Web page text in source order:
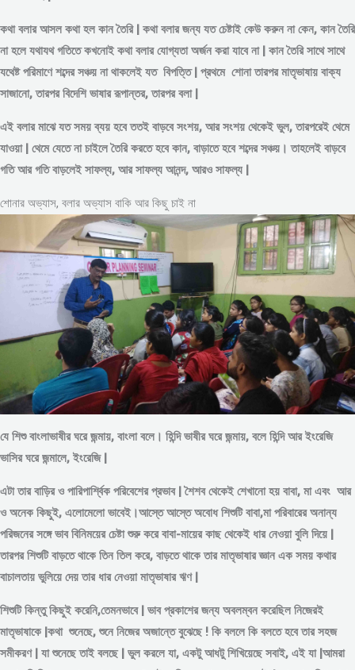
কথা বলার আসল কথা হল কান তৈরি | কথা বলার জন্য যত চেষ্টাই কেউ করুন না কেন, কান তৈরি
না হলে যথাযথ গতিতে কখনোই কথা বলার যোগ্যতা অর্জন করা যাবে না | কান তৈরি সাথে সাথে
যথেষ্ট পরিমাণেশব্দেরসঞ্চয় না থাকলেই যত বিপত্তি | প্রথমে শোনা তারপর মাতৃভাষায় বাক্য
সাজানো, তারপর বিদেশি ভাষার রূপান্তর, তারপর বলা |
এই বলার মাঝে যত সময় ব্যয় হবে ততই বাড়বে সংশয়, আর সংশয় থেকেই ভুল, তারপরেই থেমে
যাওয়া | থেমে যেতে না চাইলে তৈরি করতে হবে কান, বাড়াতে হবে শব্দের সঞ্চয়। তাহলেই বাড়বে
গতি আর গতি বাড়লেই সাফল্য, আর সাফল্য আনন্দ, আরও সাফল্য |
শোনার অভ্যাস, বলার অভ্যাস বাকি আর কিছু চাই না
যে শিশু বাংলাভাষীর ঘরে জন্মায়, বাংলা বলে। হিন্দি ভাষীর ঘরে জন্মায়, বলে হিন্দি আর ইংরেজি
ভাসির ঘরে জন্মালে, ইংরেজি |
এটা তার বাড়ির ও পারিপার্শ্বিক পরিবেশের প্রভাব | শৈশব থেকেই শেখানো হয় বাবা, মা এবং আর
ও অনেক কিছুই, এলোমেলো ভাবেই।আস্তে আস্তে অবোধ শিশুটি বাবা,মা পরিবারের অনান্য
পরিজনের সঙ্গে ভাব বিনিময়ের চেষ্টা শুরু করে বাবা-মায়ের কাছ থেকেই ধার নেওয়া বুলি দিয়ে |
তারপর শিশুটি বাড়তে থাকে তিন তিল করে, বাড়তে থাকে তার মাতৃভাষার জ্ঞান এক সময় কথার
বাচালতায় ভুলিয়ে দেয় তার ধার নেওয়া মাতৃভাষার ঋণ |
শিশুটি কিন্তু কিছুই করেনি,তেমনভাবে | ভাব প্রকাশের জন্য অবলম্বন করেছিল নিজেরই
মাতৃভাষাকে |কথা শুনেছে, শুনে নিজের অজান্তে বুঝেছে ! কি বললে কি বলতে হবে তার সহজ
সমীকরণ | যা শুনেছে তাই বলছে | ভুল করলে যা, একটু আধটু শিখিয়েছে সবাই, এই যা |আমরা